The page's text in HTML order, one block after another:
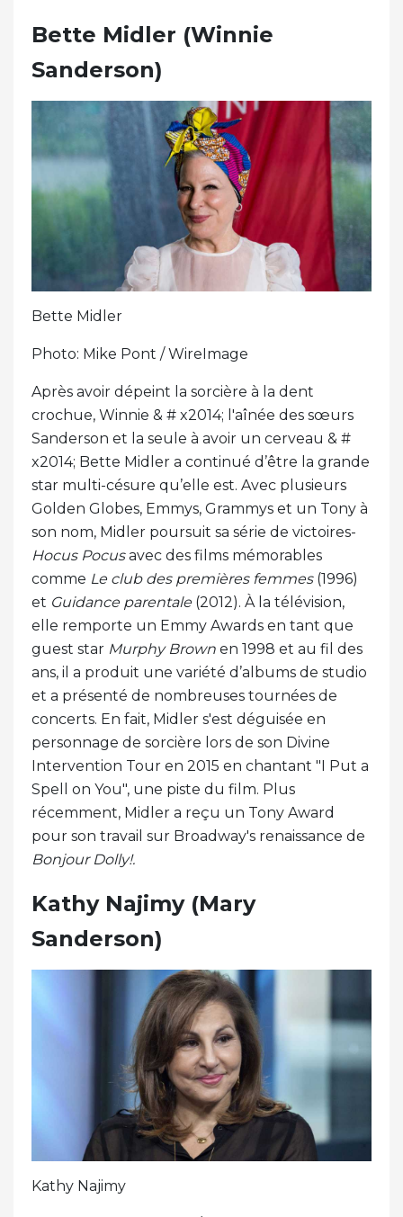
Bette Midler (Winnie
Sanderson)
Bette Midler
Photo: Mike Pont / WireImage
Après avoir dépeint la sorcière à la dent
crochue, Winnie & # x2014; l'aînée des sœurs
Sanderson et la seule à avoir un cerveau & #
x2014; Bette Midler a continué d’être la grande
star multi-césure qu’elle est. Avec plusieurs
Golden Globes, Emmys, Grammys et un Tony à
son nom, Midler poursuit sa série de victoires-
Hocus Pocusavec des films mémorables
comme Le club des premières femmes(1996)
et Guidance parentale(2012). À la télévision,
elle remporte un Emmy Awards en tant que
guest star Murphy Brown en 1998 et au fil des
ans, il a produit une variété d’albums de studio
et a présenté de nombreuses tournées de
concerts. En fait, Midler s'est déguisée en
personnage de sorcière lors de son Divine
Intervention Tour en 2015 en chantant "I Put a
Spell on You", une piste du film. Plus
récemment, Midler a reçu un Tony Award
pour son travail sur Broadway's renaissance de
Bonjour Dolly!.
Kathy Najimy (Mary
Sanderson)
Kathy Najimy